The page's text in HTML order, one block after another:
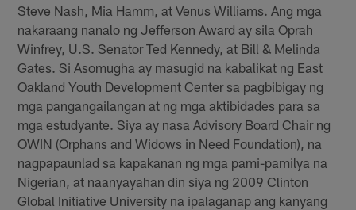
Steve Nash, Mia Hamm, at Venus Williams. Ang mga
nakaraang nanalo ng Jefferson Award ay sila Oprah
Winfrey, U.S. Senator Ted Kennedy, at Bill & Melinda
Gates. Si Asomugha ay masugid na kabalikat ng East
Oakland Youth Development Center sa pagbibigay ng
mga pangangailangan at ng mga aktibidades para sa
mga estudyante. Siya ay nasa Advisory Board Chair ng
OWIN (Orphans and Widows in Need Foundation), na
nagpapaunlad sa kapakanan ng mga pami-pamilya na
Nigerian, at naanyayahan din siya ng 2009 Clinton
Global Initiative University na ipalaganap ang kanyang